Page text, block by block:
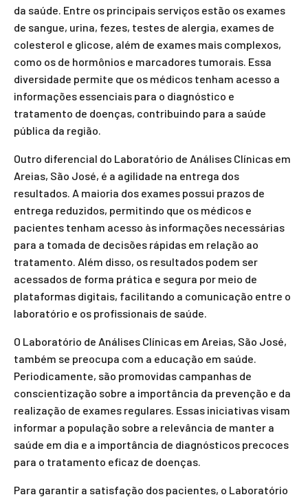
da saúde. Entre os principais serviços estão os exames
de sangue, urina, fezes, testes de alergia, exames de
colesterol e glicose, além de exames mais complexos,
como os de hormônios e marcadores tumorais. Essa
diversidade permite que os médicos tenham acesso a
informações essenciais para o diagnóstico e
tratamento de doenças, contribuindo para a saúde
pública da região.
Outro diferencial do Laboratório de Análises Clínicas em
Areias, São José, é a agilidade na entrega dos
resultados. A maioria dos exames possui prazos de
entrega reduzidos, permitindo que os médicos e
pacientes tenham acesso às informações necessárias
para a tomada de decisões rápidas em relação ao
tratamento. Além disso, os resultados podem ser
acessados de forma prática e segura por meio de
plataformas digitais, facilitando a comunicação entre o
laboratório e os profissionais de saúde.
O Laboratório de Análises Clínicas em Areias, São José,
também se preocupa com a educação em saúde.
Periodicamente, são promovidas campanhas de
conscientização sobre a importância da prevenção e da
realização de exames regulares. Essas iniciativas visam
informar a população sobre a relevância de manter a
saúde em dia e a importância de diagnósticos precoces
para o tratamento eficaz de doenças.
Para garantir a satisfação dos pacientes, o Laboratório